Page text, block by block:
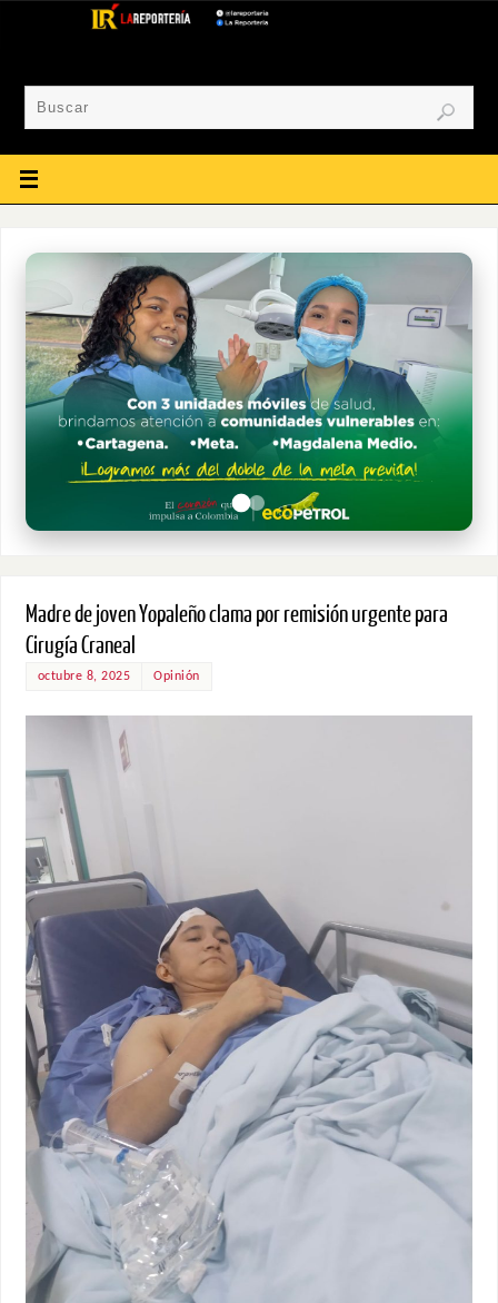
Madre de joven Yopaleño clama por remisión urgente para
Cirugía Craneal
octubre 8, 2025 Opinión